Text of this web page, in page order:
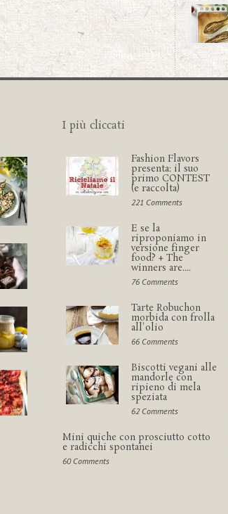
I più cliccati
Fashion Flavors
presenta: il suo
primo CONTEST
(e raccolta)
221 Comments
E se la
riproponiamo in
versione finger
food? + The
winners are....
76 Comments
Tarte Robuchon
morbida con frolla
all'olio
66 Comments
Biscotti vegani alle
mandorle con
ripieno di mela
speziata
62 Comments
Mini quiche con prosciutto cotto
e radicchi spontanei
60 Comments